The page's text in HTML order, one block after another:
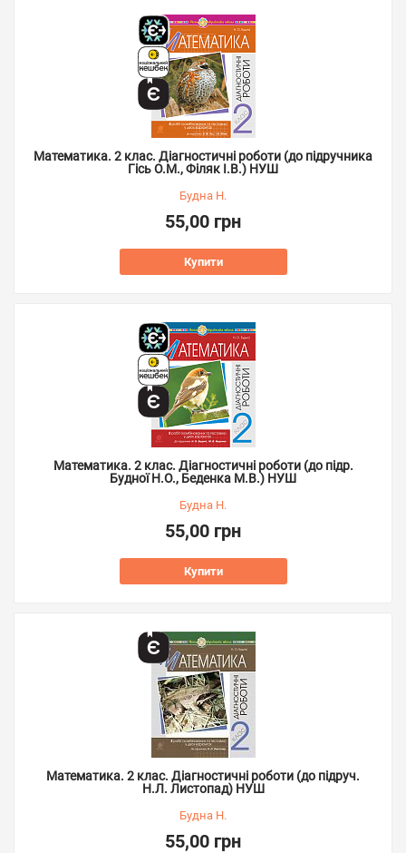
Математика. 2 клас. Діагностичні роботи (до підручника
Гісь О.М., Філяк І.В.) НУШ
Будна Н.
55,00 грн
Купити
Математика. 2 клас. Діагностичні роботи (до підр.
Будної Н.О., Беденка М.В.) НУШ
Будна Н.
55,00 грн
Купити
Математика. 2 клас. Діагностичні роботи (до підруч.
Н.Л. Листопад) НУШ
Будна Н.
55,00 грн